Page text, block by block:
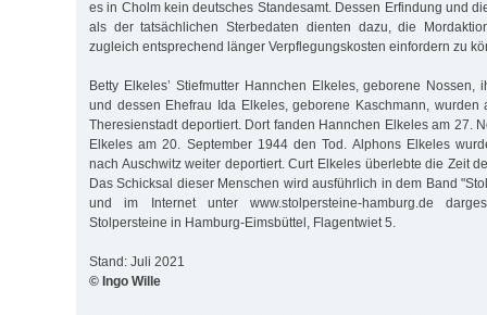
es in Cholm kein deutsches Standesamt. Dessen Erfindung und
als der tatsächlichen Sterbedaten dienten dazu, die
zugleich entsprechend länger Verpflegungskosten einfordern zu
Betty Elkeles’ Stiefmutter Hannchen Elkeles, geborene Nossen,
und dessen Ehefrau Ida Elkeles, geborene Kaschmann,
Theresienstadt deportiert. Dort fanden Hannchen Elkeles am 27.
Elkeles am 20. September 1944 den Tod. Alphons Elkeles
nach Auschwitz weiter deportiert. Curt Elkeles überlebte die Zeit
Das Schicksal dieser Menschen wird ausführlich in dem Band
und im Internet unter www.stolpersteine-hamburg.de
Stolpersteine in Hamburg-Eimsbüttel, Flagentwiet 5.
Stand: Juli 2021
© Ingo Wille